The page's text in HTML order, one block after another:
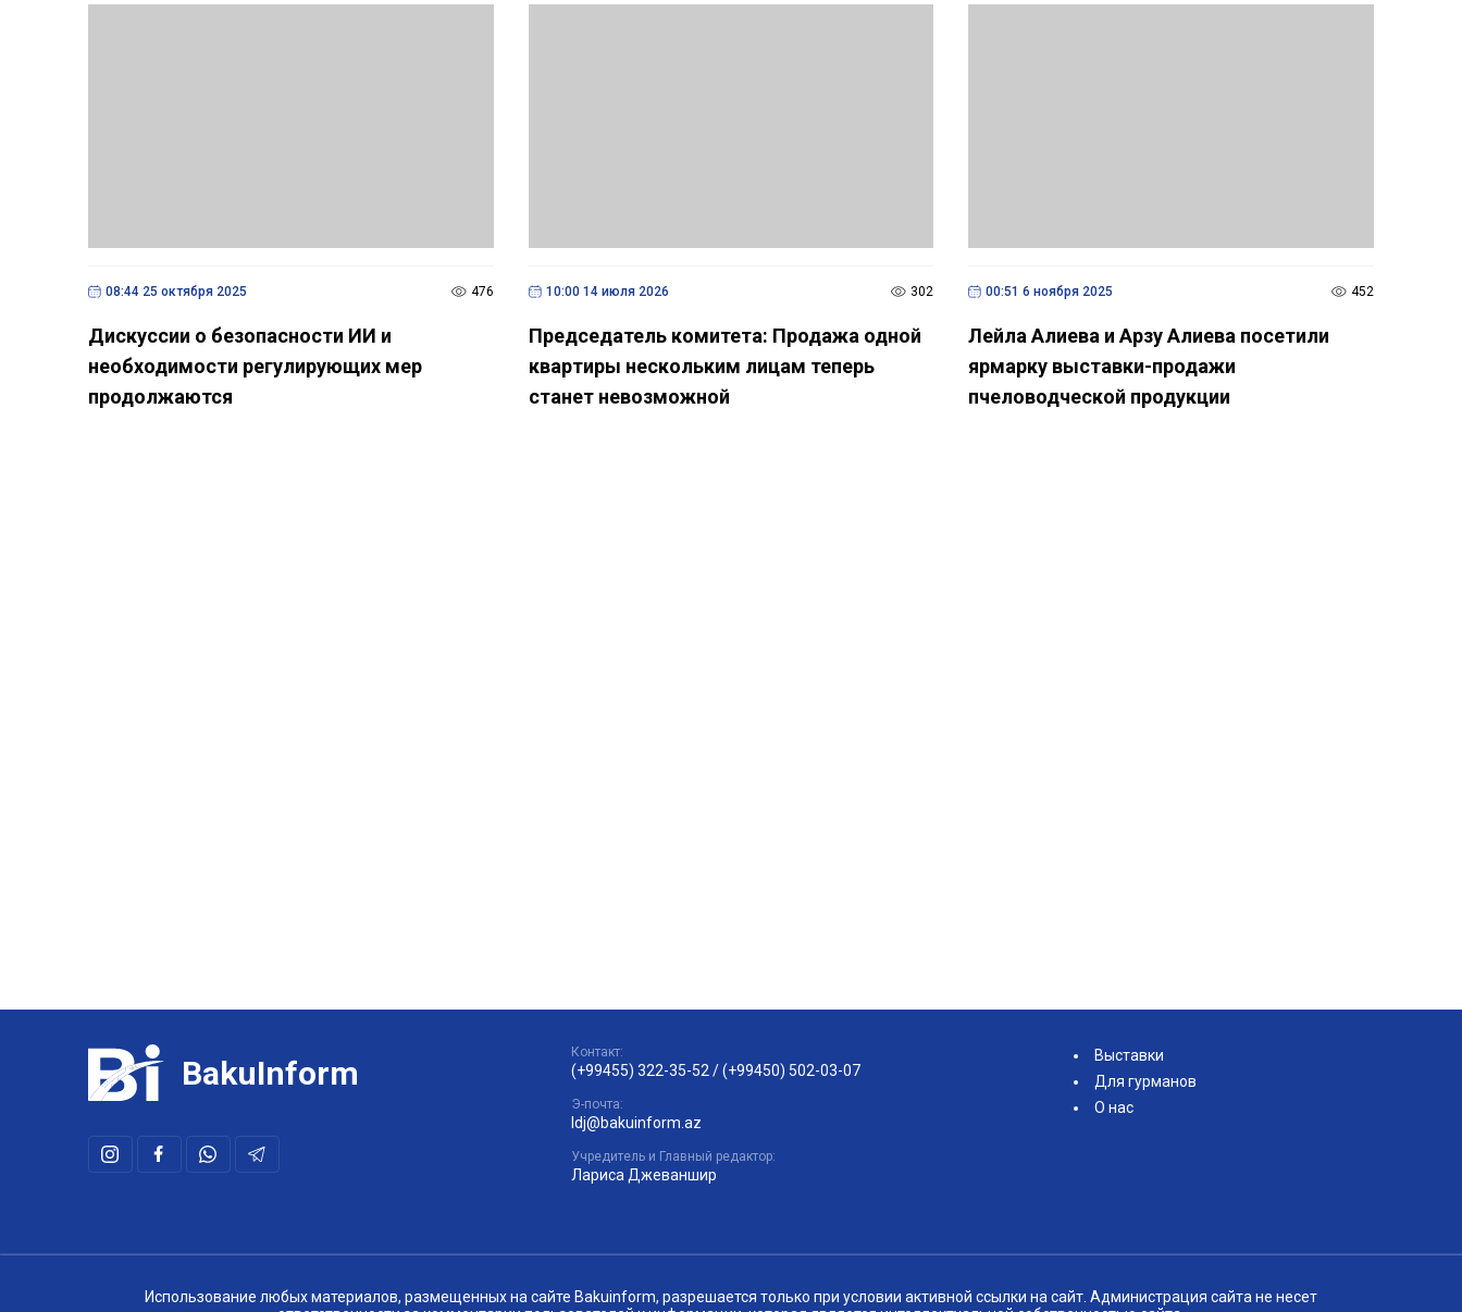
08:44 25 октября 2025 476
Дискуссии о безопасности ИИ и
необходимости регулирующих мер
продолжаются
10:00 14 июля 2026 302
Председатель комитета: Продажа одной
квартиры нескольким лицам теперь
станет невозможной
00:51 6 ноября 2025 452
Лейла Алиева и Арзу Алиева посетили
ярмарку выставки-продажи
пчеловодческой продукции
BakuInform
Контакт:
(+99455) 322-35-52 /(+99450) 502-03-07
Э-почта:
ldj@bakuinform.az
Учредитель и Главный редактор:
Лариса Джеваншир
Выставки
Для гурманов
О нас
Использование любых материалов, размещенных на сайте Bakuinform, разрешается только при условии активной ссылки на сайт. Администрация сайта не несет